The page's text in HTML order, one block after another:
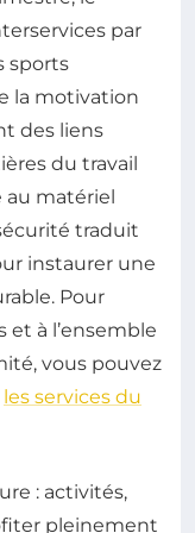
par
sports
la motivation
des liens
du travail
au matériel
traduit
instaurer une
Pour
et à l’ensemble
vous pouvez
les services du